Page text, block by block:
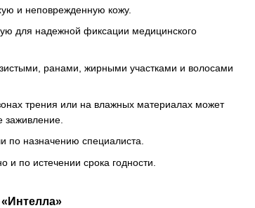
и неповрежденную кожу.
для надежной фиксации медицинского
ранами, жирными участками и волосами
трения или на влажных материалах может
заживление.
по назначению специалиста.
и по истечении срока годности.